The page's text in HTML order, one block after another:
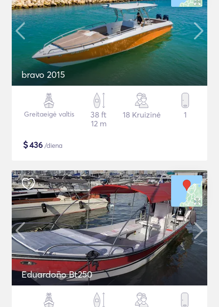
bravo 2015
Greitaeigė valtis
38 ft
12 m
18 Kruizinė 1
$436 /diena
Eduardoño Bt250